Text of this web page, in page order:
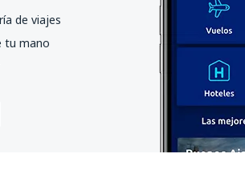
de viajes
tu mano